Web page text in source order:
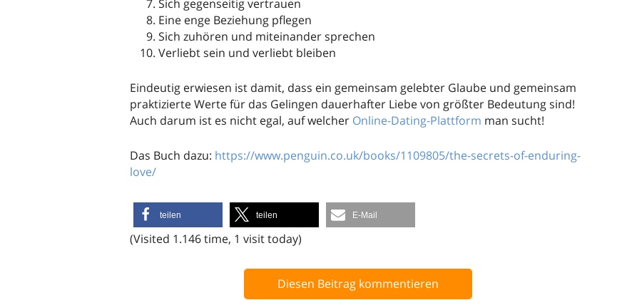
Sich gegenseitig vertrauen
Eine enge Beziehung pflegen
Sich zuhören und miteinander sprechen
Verliebt sein und verliebt bleiben
Eindeutig erwiesen ist damit, dass ein gemeinsam gelebter Glaube und gemeinsam
praktizierte Werte für das Gelingen dauerhafter Liebe von größter Bedeutung sind!
Auch darum ist es nicht egal, auf welcher Online-Dating-Plattform man sucht!
Das Buch dazu: https://www.penguin.co.uk/books/1109805/the-secrets-of-enduring-
love/
teilen teilen E-Mail
(Visited 1.146 time, 1 visit today)
Diesen Beitrag kommentieren